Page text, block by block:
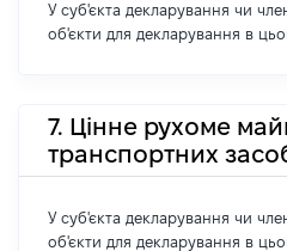
У суб'єкта декларування чи
об'єкти для декларування в
7. Цінне рухоме
транспортних
У суб'єкта декларування чи
об'єкти для декларування в